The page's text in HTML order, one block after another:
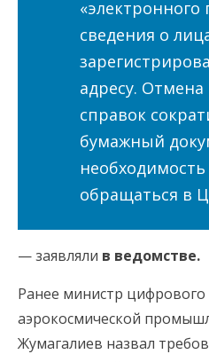
«электронного
сведения о
адресу.
справок
бумажный
обращаться в
— заявляли в ведомстве.
Ранее министр
аэрокосмической
Жумагалиев назвал